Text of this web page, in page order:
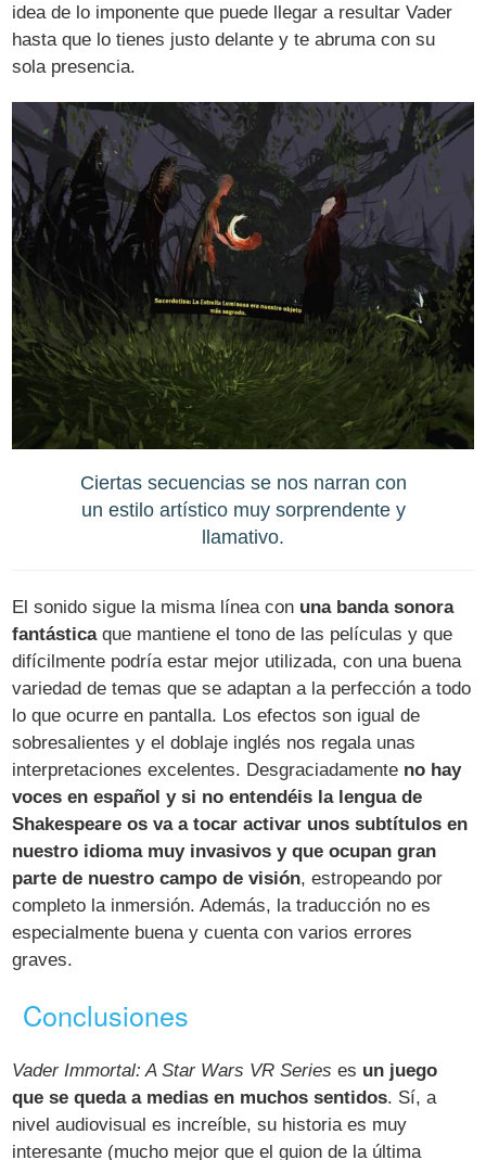
idea de lo imponente que puede llegar a resultar Vader
hasta que lo tienes justo delante y te abruma con su
sola presencia.
Ciertas secuencias se nos narran con
un estilo artístico muy sorprendente y
llamativo.
El sonido sigue la misma línea con una banda sonora
fantásticaque mantiene el tono de las películas y que
difícilmente podría estar mejor utilizada, con una buena
variedad de temas que se adaptan a la perfección a todo
lo que ocurre en pantalla. Los efectos son igual de
sobresalientes y el doblaje inglés nos regala unas
interpretaciones excelentes. Desgraciadamente no hay
voces en español y si no entendéis la lengua de
Shakespeare os va a tocar activar unos subtítulos en
nuestro idioma muy invasivos y que ocupan gran
parte de nuestro campo de visión, estropeando por
completo la inmersión. Además, la traducción no es
especialmente buena y cuenta con varios errores
graves.
Conclusiones
Vader Immortal: A Star Wars VR Series es un juego
que se queda a medias en muchos sentidos. Sí, a
nivel audiovisual es increíble, su historia es muy
interesante (mucho mejor que el guion de la última